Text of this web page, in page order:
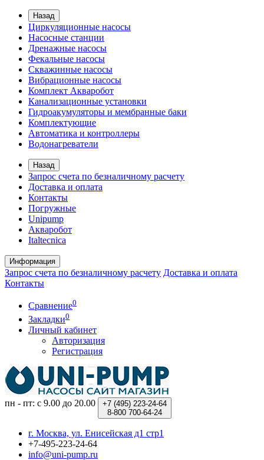
Назад
Циркуляционные насосы
Насосные станции
Дренажные насосы
Фекальные насосы
Скважинные насосы
Вибрационные насосы
Комплект Акваробот
Канализационные установки
Гидроакумуляторы и мембранные баки
Комплектующие
Автоматика и контроллеры
Водонагреватели
Назад
Запрос счета по безналичному расчету
Доставка и оплата
Контакты
Погружные
Unipump
Акваробот
Italtecnica
Информация
Запрос счета по безналичному расчету Доставка и оплата
Контакты
Сравнение0
Закладки0
Личный кабинет
Авторизация
Регистрация
пн - пт: с 9.00 до 20.00 +7 (495) 223-24-64
8-800 700-64-24
г. Москва, ул. Енисейская д1 стр1
+7-495-223-24-64
info@uni-pump.ru